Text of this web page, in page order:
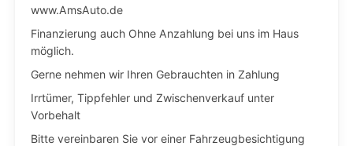
www.AmsAuto.de
Finanzierung auch Ohne Anzahlung bei uns im Haus
möglich.
Gerne nehmen wir Ihren Gebrauchten in Zahlung
Irrtümer, Tippfehler und Zwischenverkauf unter
Vorbehalt
Bitte vereinbaren Sie vor einer Fahrzeugbesichtigung